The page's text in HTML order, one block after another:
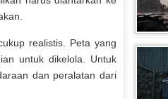
realistis. Peta yang
untuk dikelola. Untuk
dan peralatan dari